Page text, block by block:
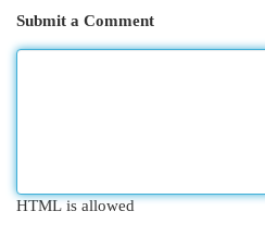
Submit a Comment
HTML is allowed